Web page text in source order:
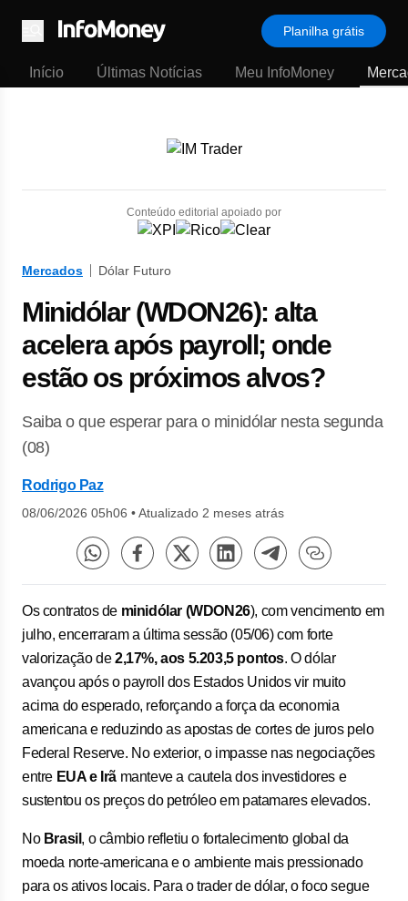
Menu
Planilha grátis
Início Últimas Notícias Meu InfoMoney
Conteúdo editorial apoiado por
Mercados Dólar Futuro
Minidólar (WDON26): alta
acelera após payroll; onde
estão os próximos alvos?
Saiba o que esperar para o minidólar nesta segunda
(08)
Rodrigo Paz
08/06/2026 05h06 •Atualizado 2 meses atrás
Os contratos de minidólar (WDON26), com vencimento em
julho, encerraram a última sessão (05/06) com forte
valorização de2,17%, aos 5.203,5 pontos. O dólar
avançou após o payroll dos Estados Unidos vir muito
acima do esperado, reforçando a força da economia
americana e reduzindo as apostas de cortes de juros pelo
Federal Reserve. No exterior, o impasse nas negociações
entre EUA e Irã manteve a cautela dos investidores e
sustentou os preços do petróleo em patamares elevados.
No Brasil , o câmbio refletiu o fortalecimento global da
moeda norte-americana e o ambiente mais pressionado
para os ativos locais. Para o trader de dólar, o foco segue